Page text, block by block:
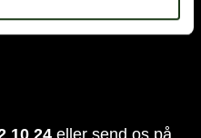
10 24 eller send os på